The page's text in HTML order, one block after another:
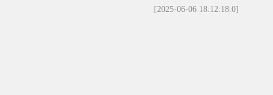
[2025-06-06 18:12:18.0]